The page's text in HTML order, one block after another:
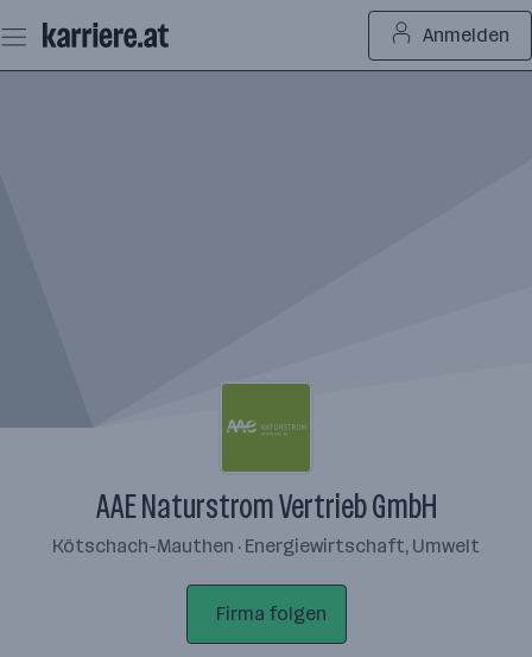
Seiteninhalt
springen
Anmelden
AAE Naturstrom Vertrieb GmbH
Kötschach-Mauthen · Energiewirtschaft, Umwelt
Firma folgen